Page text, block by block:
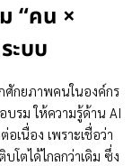
“คน ×
ะบบ
ศักยภาพคนในองค์กร
บรม ให้ความรู้ด้าน AI
นื่อง เพราะเชื่อว่า
โตได้ไกลกว่าเดิม ซึ่ง